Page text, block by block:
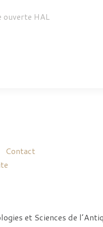
ouverte HAL
Contact
et Sciences de